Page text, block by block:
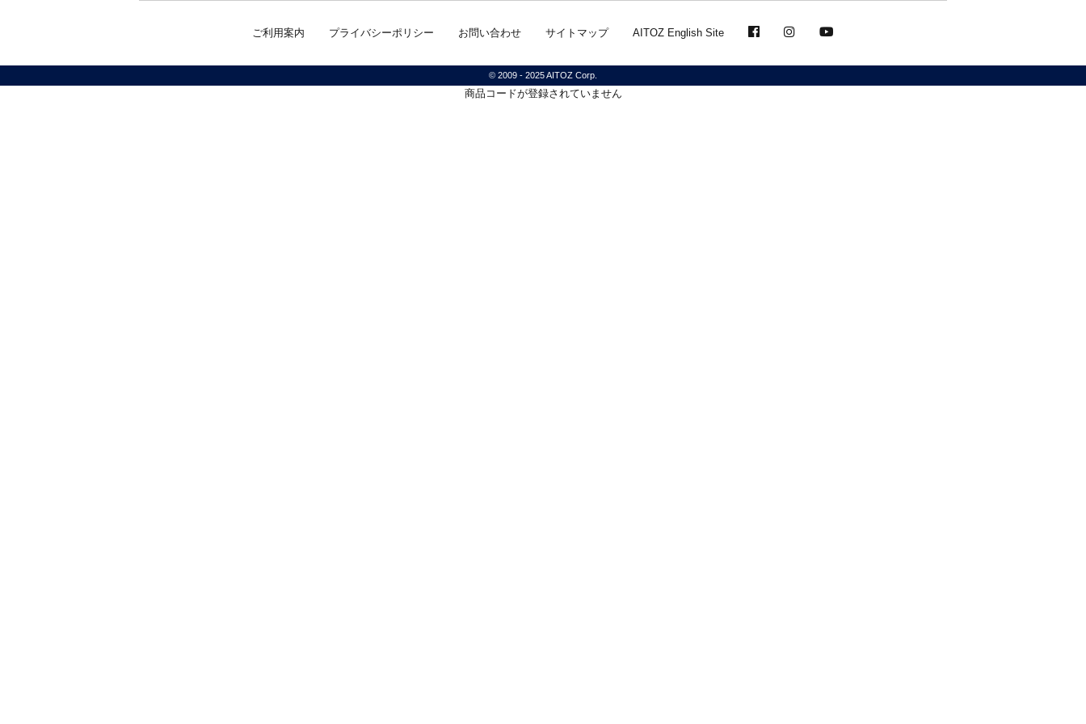
ご利用案内 プライバシーポリシー お問い合わせ サイトマップ AITOZ English Site
© 2009 - 2025 AITOZ Corp.
商品コードが登録されていません